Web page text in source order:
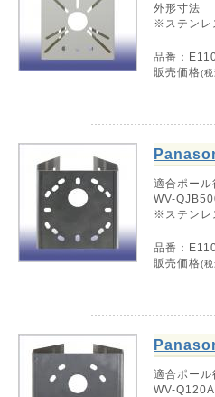
外形寸法
※ステンレ
品番：
販売価格(
適合ポー
WV-
※ステンレ
品番：
販売価格(
適合ポー
WV-